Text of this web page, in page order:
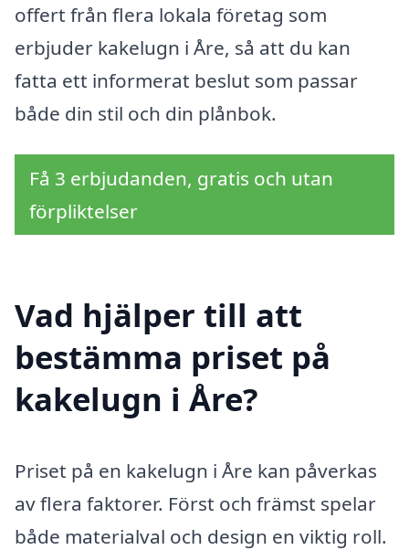
offert från flera lokala företag som
erbjuder kakelugn i Åre, så att du kan
fatta ett informerat beslut som passar
både din stil och din plånbok.
Få 3 erbjudanden, gratis och utan
förpliktelser
Vad hjälper till att
bestämma priset på
kakelugn i Åre?
Priset på en kakelugn i Åre kan påverkas
av flera faktorer. Först och främst spelar
både materialval och design en viktig roll.